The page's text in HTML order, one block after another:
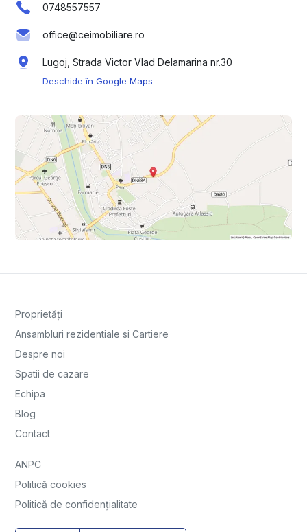
0748557557
office@ceimobiliare.ro
Lugoj, Strada Victor Vlad Delamarina nr.30
Deschide în Google Maps
Proprietăți
Ansambluri rezidentiale si Cartiere
Despre noi
Spatii de cazare
Echipa
Blog
Contact
ANPC
Politică cookies
Politică de confidențialitate